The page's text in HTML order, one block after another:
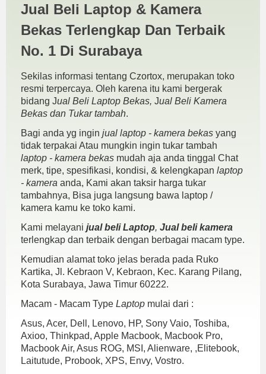
| JUAL BELI KAMERA
BEKAS | JUAL BELI LAPTOP
BEKAS | SURABAYA
Jual Beli Laptop & Kamera
Bekas Terlengkap Dan Terbaik
No. 1 Di Surabaya
Sekilas informasi tentang Czortox, merupakan toko
resmi terpercaya. Oleh karena itu kami bergerak
bidang Jual Beli Laptop Bekas, Jual Beli Kamera
Bekas dan Tukar tambah.
Bagi anda yg ingin jual laptop - kamera bekas yang
tidak terpakai Atau mungkin ingin tukar tambah
laptop - kamera bekas mudah aja anda tinggal Chat
merk, tipe, spesifikasi, kondisi, & kelengkapan laptop
- kamera anda, Kami akan taksir harga tukar
tambahnya, Bisa juga langsung bawa laptop /
kamera kamu ke toko kami.
Kami melayani jual beli Laptop, Jual beli kamera
terlengkap dan terbaik dengan berbagai macam type.
Kemudian alamat toko jelas berada pada Ruko
Kartika, Jl. Kebraon V, Kebraon, Kec. Karang Pilang,
Kota Surabaya, Jawa Timur 60222.
Macam - Macam Type Laptop mulai dari :
Asus, Acer, Dell, Lenovo, HP, Sony Vaio, Toshiba,
Axioo, Thinkpad, Apple Macbook, Macbook Pro,
Macbook Air, Asus ROG, MSI, Alienware, ,Elitebook,
Laitutude, Probook, XPS, Envy, Vostro.